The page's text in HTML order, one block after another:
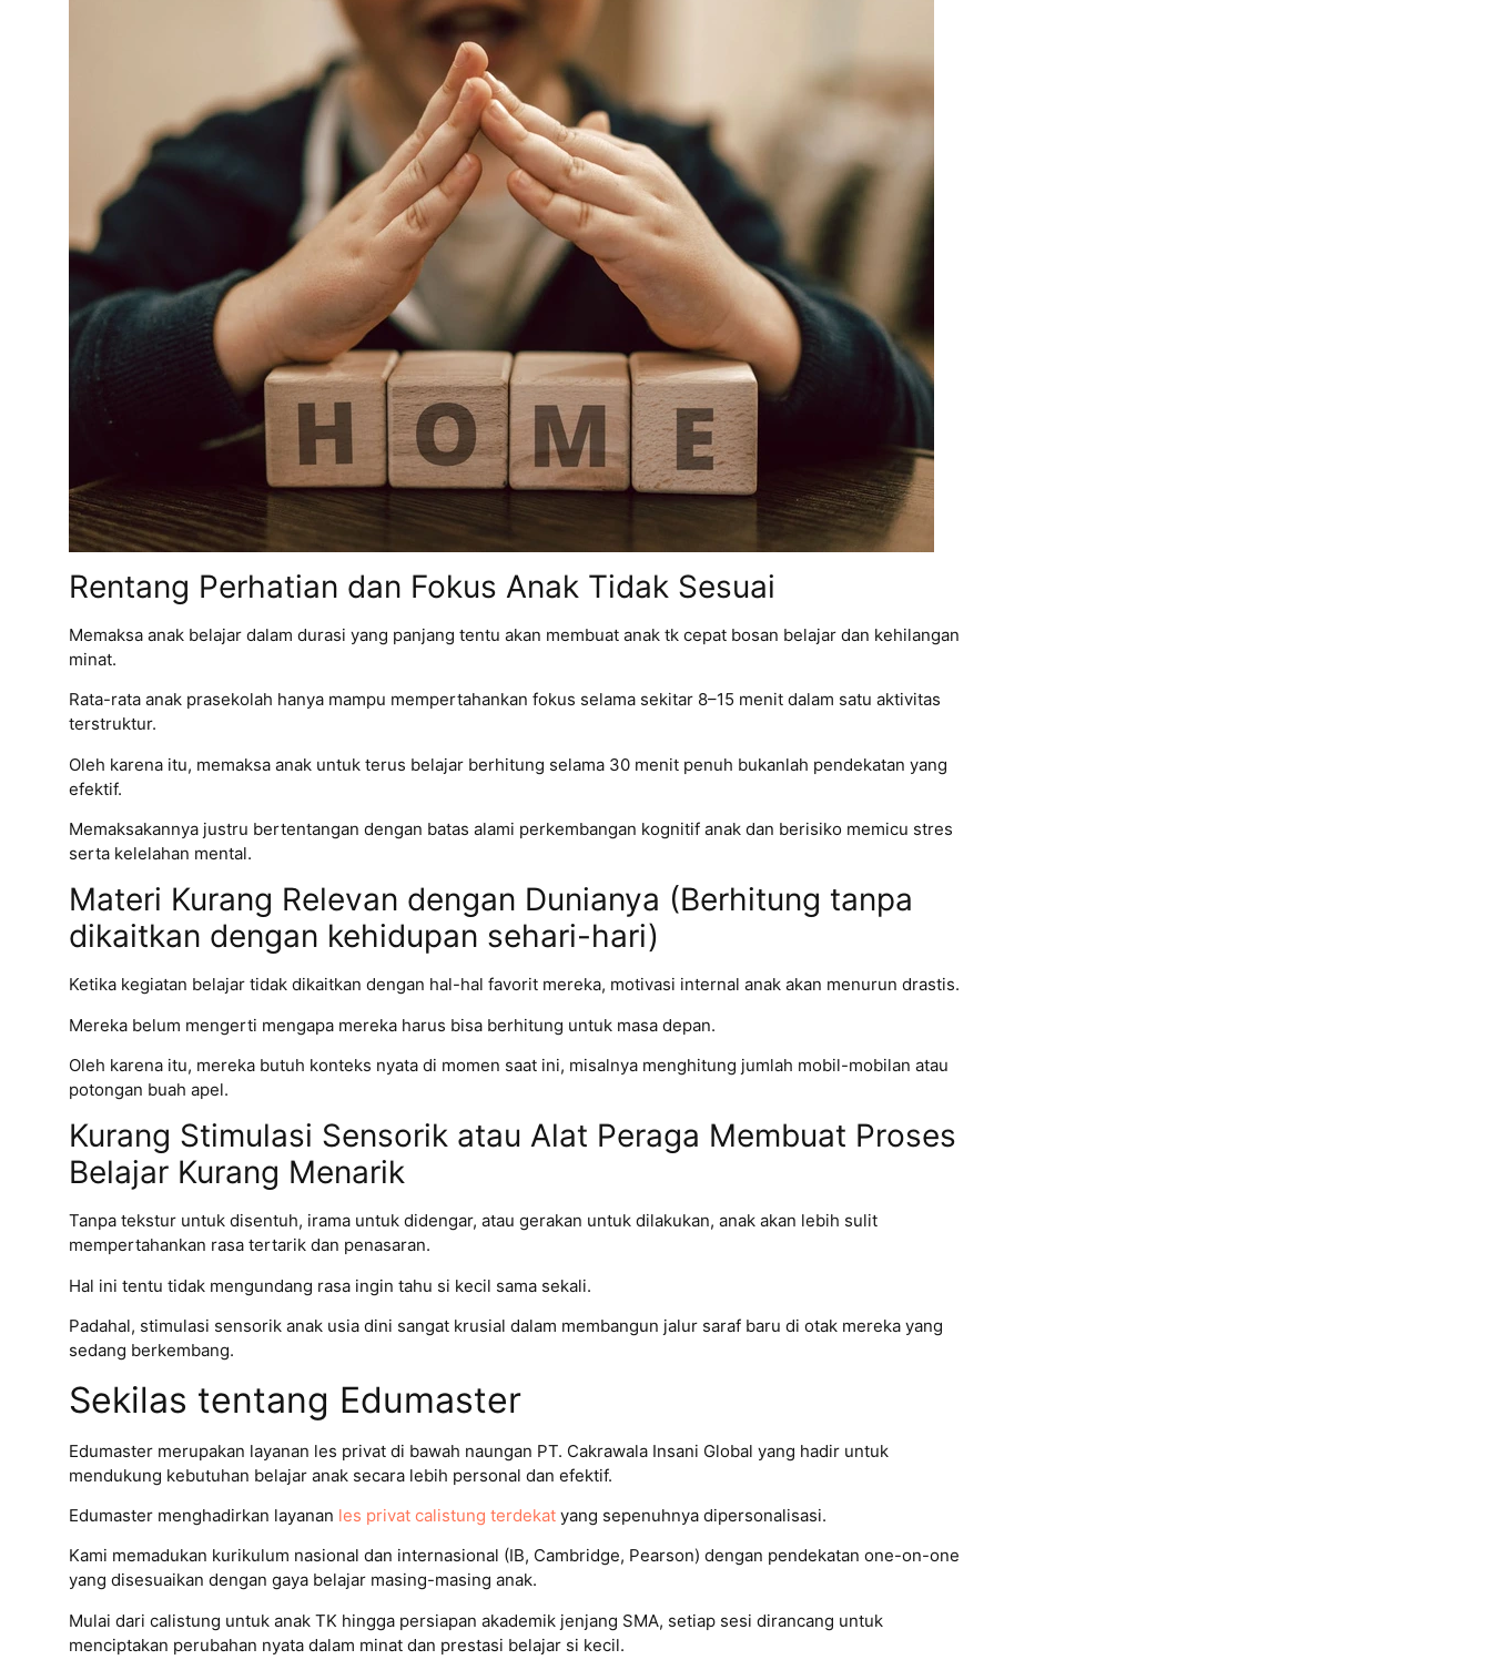
Rentang Perhatian dan Fokus Anak Tidak Sesuai
Memaksa anak belajar dalam durasi yang panjang tentu akan membuat anak tk cepat bosan belajar dan kehilangan
minat.
Rata-rata anak prasekolah hanya mampu mempertahankan fokus selama sekitar 8–15 menit dalam satu aktivitas
terstruktur.
Oleh karena itu, memaksa anak untuk terus belajar berhitung selama 30 menit penuh bukanlah pendekatan yang
efektif.
Memaksakannya justru bertentangan dengan batas alami perkembangan kognitif anak dan berisiko memicu stres
serta kelelahan mental.
Materi Kurang Relevan dengan Dunianya (Berhitung tanpa
dikaitkan dengan kehidupan sehari-hari)
Ketika kegiatan belajar tidak dikaitkan dengan hal-hal favorit mereka, motivasi internal anak akan menurun drastis.
Mereka belum mengerti mengapa mereka harus bisa berhitung untuk masa depan.
Oleh karena itu, mereka butuh konteks nyata di momen saat ini, misalnya menghitung jumlah mobil-mobilan atau
potongan buah apel.
Kurang Stimulasi Sensorik atau Alat Peraga Membuat Proses
Belajar Kurang Menarik
Tanpa tekstur untuk disentuh, irama untuk didengar, atau gerakan untuk dilakukan, anak akan lebih sulit
mempertahankan rasa tertarik dan penasaran.
Hal ini tentu tidak mengundang rasa ingin tahu si kecil sama sekali.
Padahal, stimulasi sensorik anak usia dini sangat krusial dalam membangun jalur saraf baru di otak mereka yang
sedang berkembang.
Sekilas tentang Edumaster
Edumaster merupakan layanan les privat di bawah naungan PT. Cakrawala Insani Global yang hadir untuk
mendukung kebutuhan belajar anak secara lebih personal dan efektif.
Edumaster menghadirkan layanan les privat calistung terdekat yang sepenuhnya dipersonalisasi.
Kami memadukan kurikulum nasional dan internasional (IB, Cambridge, Pearson) dengan pendekatan one-on-one
yang disesuaikan dengan gaya belajar masing-masing anak.
Mulai dari calistung untuk anak TK hingga persiapan akademik jenjang SMA, setiap sesi dirancang untuk
menciptakan perubahan nyata dalam minat dan prestasi belajar si kecil.